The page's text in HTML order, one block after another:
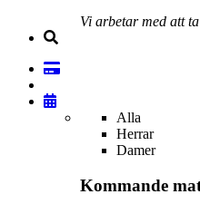
Vi arbetar med att
Alla
Herrar
Damer
Kommande